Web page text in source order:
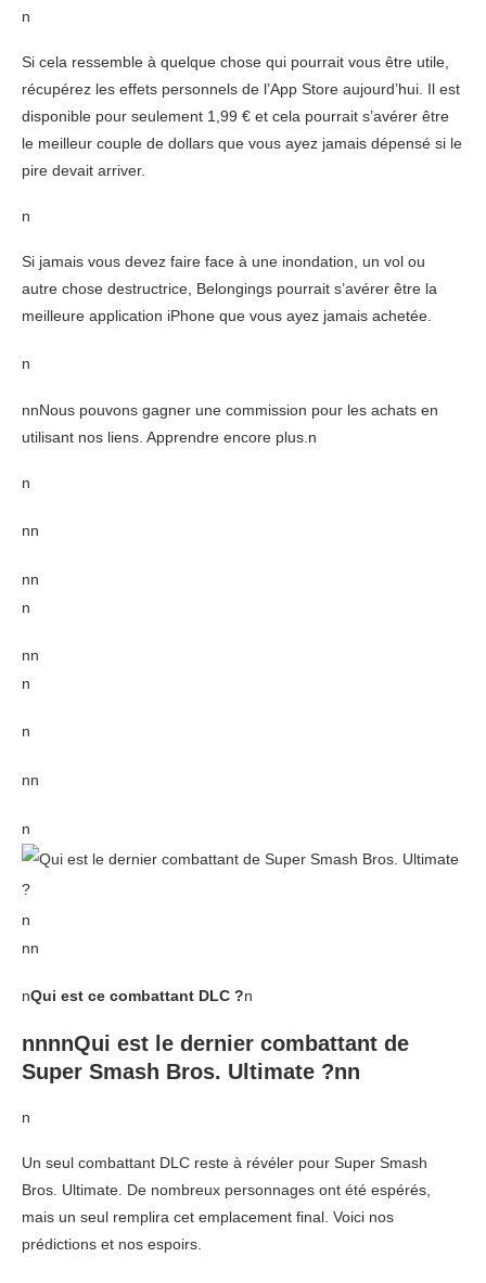
n
Si cela ressemble à quelque chose qui pourrait vous être utile,
récupérez les effets personnels de l’App Store aujourd’hui. Il est
disponible pour seulement 1,99 € et cela pourrait s’avérer être
le meilleur couple de dollars que vous ayez jamais dépensé si le
pire devait arriver.
n
Si jamais vous devez faire face à une inondation, un vol ou
autre chose destructrice, Belongings pourrait s’avérer être la
meilleure application iPhone que vous ayez jamais achetée.
n
nnNous pouvons gagner une commission pour les achats en
utilisant nos liens. Apprendre encore plus.n
n
nn
nn
n
nn
n
n
nn
n
n
nn
nQui est ce combattant DLC ?n
nnnnQui est le dernier combattant de
Super Smash Bros. Ultimate ?nn
n
Un seul combattant DLC reste à révéler pour Super Smash
Bros. Ultimate. De nombreux personnages ont été espérés,
mais un seul remplira cet emplacement final. Voici nos
prédictions et nos espoirs.